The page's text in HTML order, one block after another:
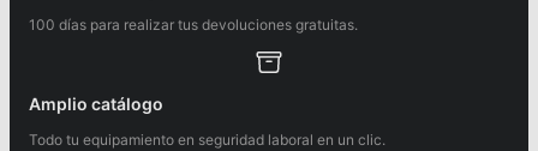
100 días para realizar tus devoluciones gratuitas.
Amplio catálogo
Todo tu equipamiento en seguridad laboral en un clic.